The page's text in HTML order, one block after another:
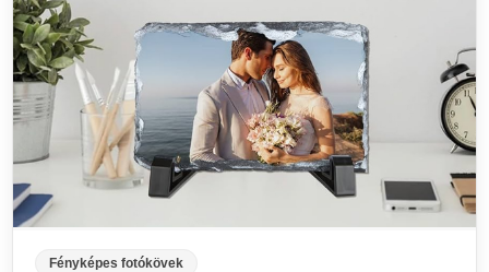
Fényképes fotókövek